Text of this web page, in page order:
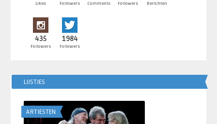
Likes Followers Comments Followers Berichten
435
Followers
1984
Followers
LIJSTJES
ARTIESTEN